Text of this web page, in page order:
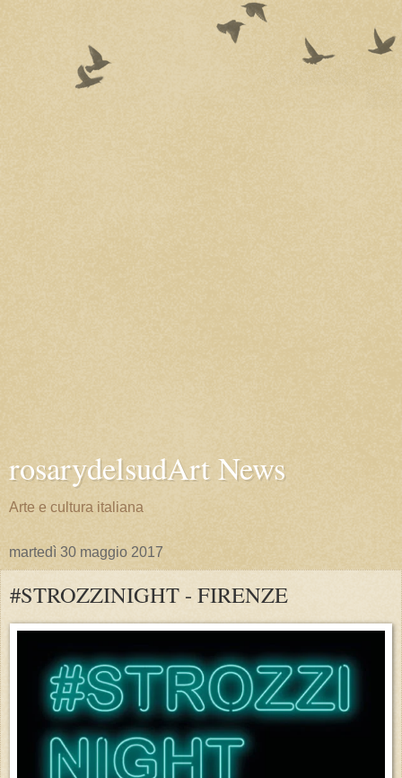
rosarydelsudArt News
Arte e cultura italiana
martedì 30 maggio 2017
#STROZZINIGHT - FIRENZE